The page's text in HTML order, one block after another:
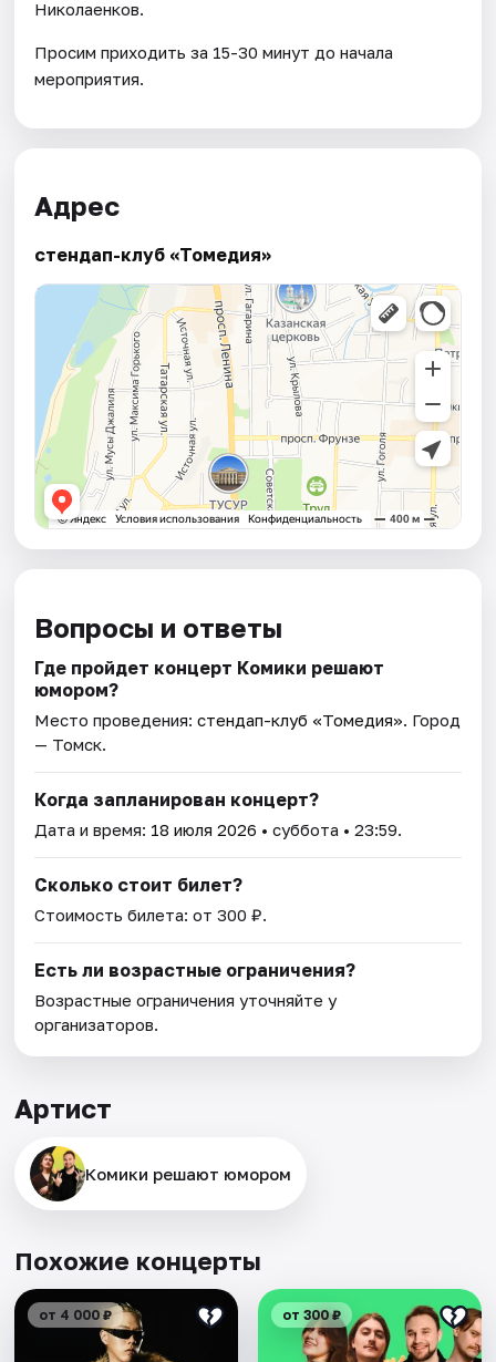
Николаенков.
Просим приходить за 15-30 минут до начала
мероприятия.
Адрес
стендап-клуб «Томедия»
Вопросы и ответы
Где пройдет концерт Комики решают
юмором?
Место проведения:стендап-клуб «Томедия». Город
— Томск.
Когда запланирован концерт?
Дата и время: 18 июля 2026 • суббота • 23:59.
Сколько стоит билет?
Стоимость билета: от 300 ₽.
Есть ли возрастные ограничения?
Возрастные ограничения уточняйте у
организаторов.
Артист
Комики решают юмором
Похожие концерты
от 4 000 ₽ от 300 ₽